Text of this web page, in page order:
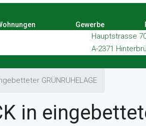
Gewerbe
Hauptstrasse
A-2371
GRÜNRUHELAGE
in